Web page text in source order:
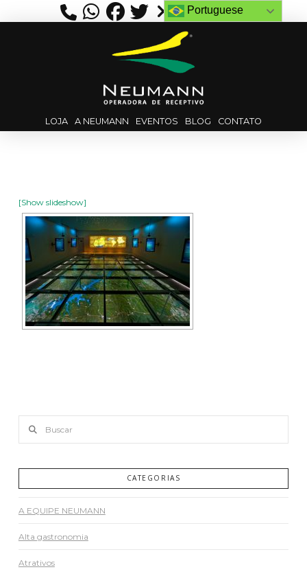
LOJA A NEUMANN EVENTOS BLOG CONTATO
[Show slideshow]
CATEGORIAS
A EQUIPE NEUMANN
Alta gastronomia
Atrativos
Portuguese